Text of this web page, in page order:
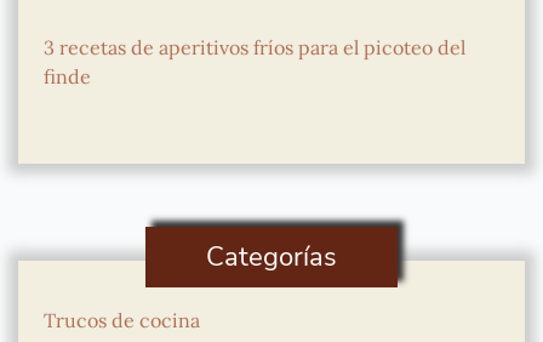
3 recetas de aperitivos fríos para el picoteo del
finde
Categorías
Trucos de cocina